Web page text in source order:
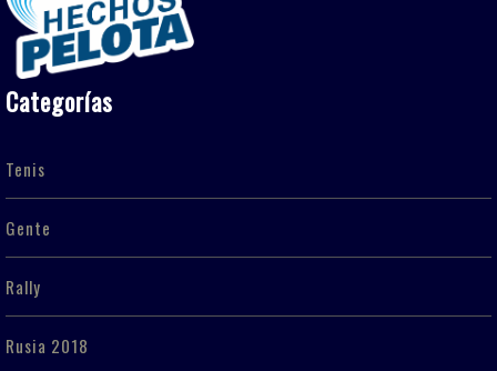
Categorías
Tenis
Gente
Rally
Rusia 2018